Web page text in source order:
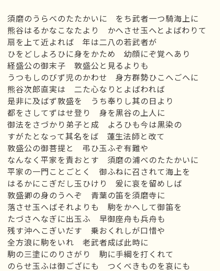
須磨のうらべのたたかいに をち武者一つ騎海上に
熊谷はるかなこなたより かへさせ玉へとよばわりて
扇を上て近よれば 年は二八の若武者が
ひをどしよろひに身をかため 幼顔にぞ覚へあり
経盛公の御末子 敦盛公と見るよりも
うつもしのびず児のかわせ 身方群勢ひこへごへに
熊谷次郎直実は 二た心なりとよばわれば
是非に及ばず敦盛を うち奉りし其の日より
都をさしてずはせ登り 身を黒谷の上人に
御法をさづかり弟子と成 よろひも今は黒染の
すがたとなって其名をば 蓮生法師と改て
敦盛公の御菩提と 弔ひ玉ふぞ有難や
なんなく平家を責おとす 須磨の浦べのたたかいに
平家の一門ことごとく 御ふねに召されて海上を
はるかにこぎだし玉ひけり 爰に哀を留めしば
敦盛卿の身のうへぞ 青葉の笛を須磨寺に
落させ玉へばそれよりも 駒をかへして御笛を
たづさへなぎに出玉ふ 早御座舟も兵舟も
残す沖へこぎいだす 乗おくれしが口惜や
全方浪に駒をいれ 老武者成ば此時に
駒の三塗にのりさがり 駒に手綱を打くれて
のらせ玉ふは御ござにも つくべきものを哀にも